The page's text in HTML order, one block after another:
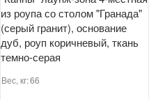
из роупа со столом "Гранада"
(серый гранит), основание
дуб, роуп коричневый, ткань
темно-серая
Вес, кг:66